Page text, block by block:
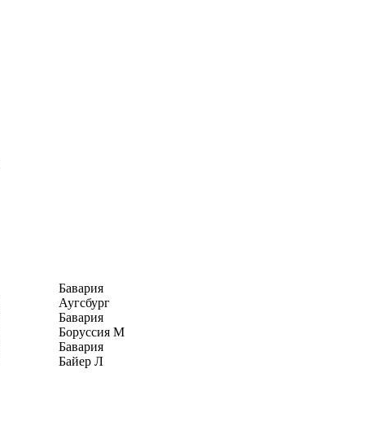
Бавария
Аугсбург
Бавария
Боруссия М
Бавария
Байер Л